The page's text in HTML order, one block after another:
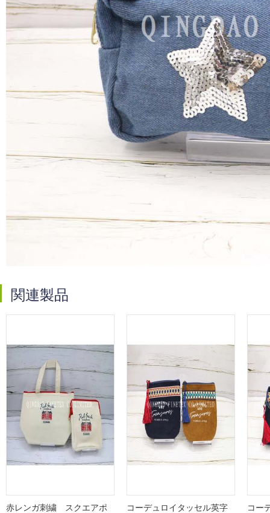
関連製品
赤レンガ刺繍 スクエアポ
コーデュロイタッセル英字
コー